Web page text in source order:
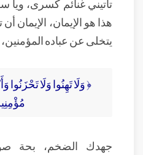
تأتيني غنائم كسرى،
هذا هو الإيمان، الإيمان
يتخلى عن عباده
﴿ وَلَا تَهِنُوا وَلَا تَحْزَنُوا
جهدك الضخم، بحة